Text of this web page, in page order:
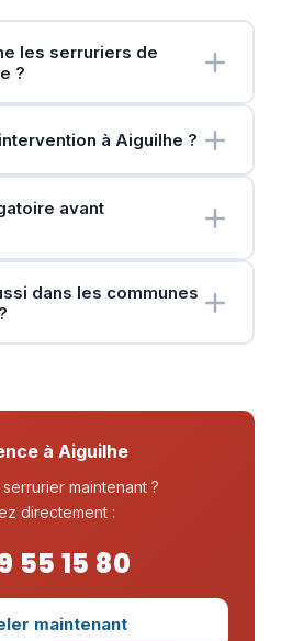
les serruriers de
?
à Aiguilhe ?
avant
dans les communes
à Aiguilhe
maintenant ?
directement :
55 15 80
maintenant